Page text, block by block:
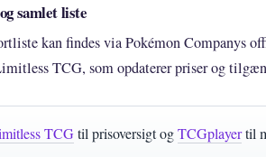
samlet liste
kan findes via Pokémon Companys
TCG, som opdaterer priser og
TCGtil prisoversigt ogTCGplayertil